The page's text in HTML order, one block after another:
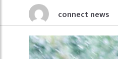
connect news